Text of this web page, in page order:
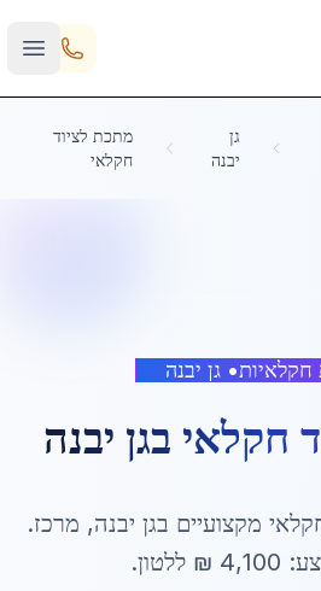
גן
יבנה
מתכת לציוד
חקלאי
חקלאיות• גן יבנה
חקלאי בגן יבנה
מקצועיים בגן יבנה, מרכז.
4,100 ₪ ללטון.